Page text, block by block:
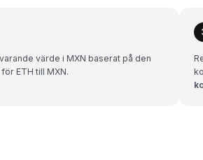
värde i MXN baserat på den
ETH till MXN.